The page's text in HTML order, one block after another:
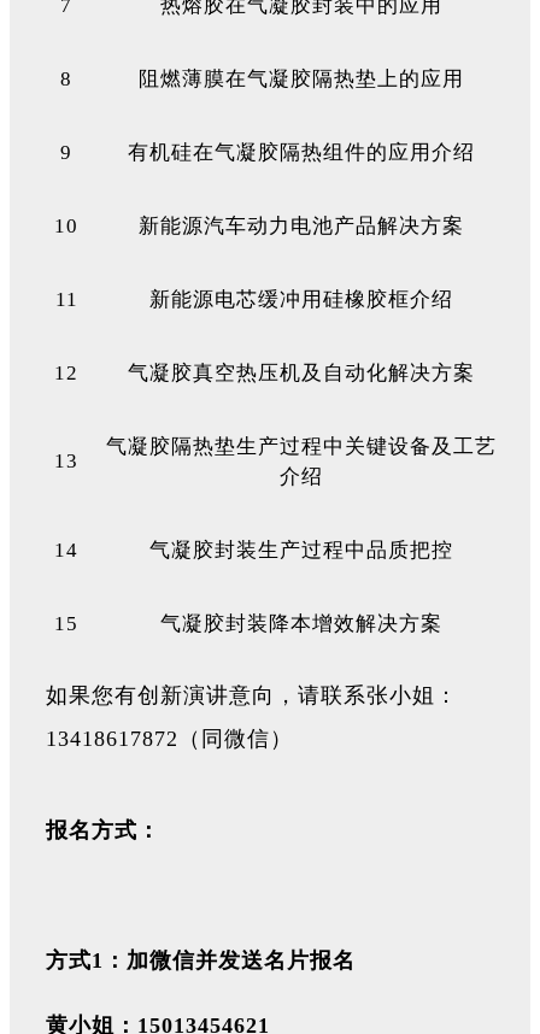
7 热熔胶在气凝胶封装中的应用
8 阻燃薄膜在气凝胶隔热垫上的应用
9 有机硅在气凝胶隔热组件的应用介绍
10 新能源汽车动力电池产品解决方案
11 新能源电芯缓冲用硅橡胶框介绍
12 气凝胶真空热压机及自动化解决方案
13
气凝胶隔热垫生产过程中关键设备及工艺
介绍
14 气凝胶封装生产过程中品质把控
15 气凝胶封装降本增效解决方案
如果您有创新演讲意向，请联系张小姐：
13418617872（同微信）
报名方式：
方式1：加微信并发送名片报名
黄小姐：15013454621